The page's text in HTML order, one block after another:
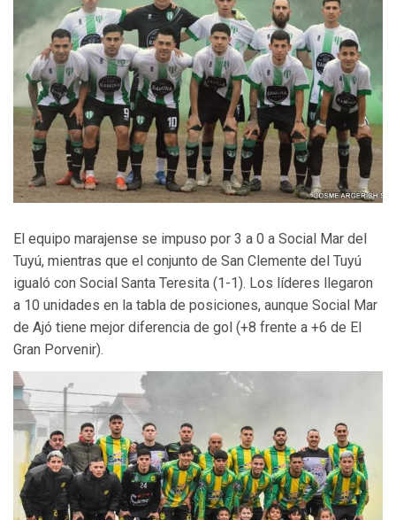
El equipo marajense se impuso por 3 a 0 a Social Mar del
Tuyú, mientras que el conjunto de San Clemente del Tuyú
igualó con Social Santa Teresita (1-1). Los líderes llegaron
a 10 unidades en la tabla de posiciones, aunque Social Mar
de Ajó tiene mejor diferencia de gol (+8 frente a +6 de El
Gran Porvenir).